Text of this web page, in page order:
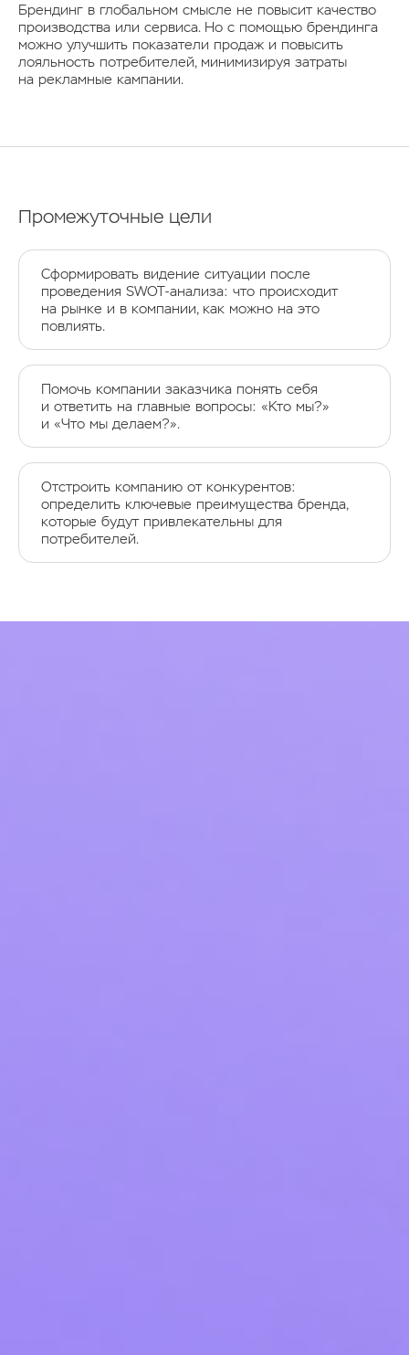
Брендинг в глобальном смысле не повысит качество
производства или сервиса. Но с помощью брендинга
можно улучшить показатели продаж и повысить
лояльность потребителей, минимизируя затраты
на рекламные кампании.
Промежуточные цели
Сформировать видение ситуации после
проведения SWOT-анализа: что происходит
на рынке и в компании, как можно на это
повлиять.
Помочь компании заказчика понять себя
и ответить на главные вопросы: «Кто мы?»
и «Что мы делаем?».
Отстроить компанию от конкурентов:
определить ключевые преимущества бренда,
которые будут привлекательны для
потребителей.